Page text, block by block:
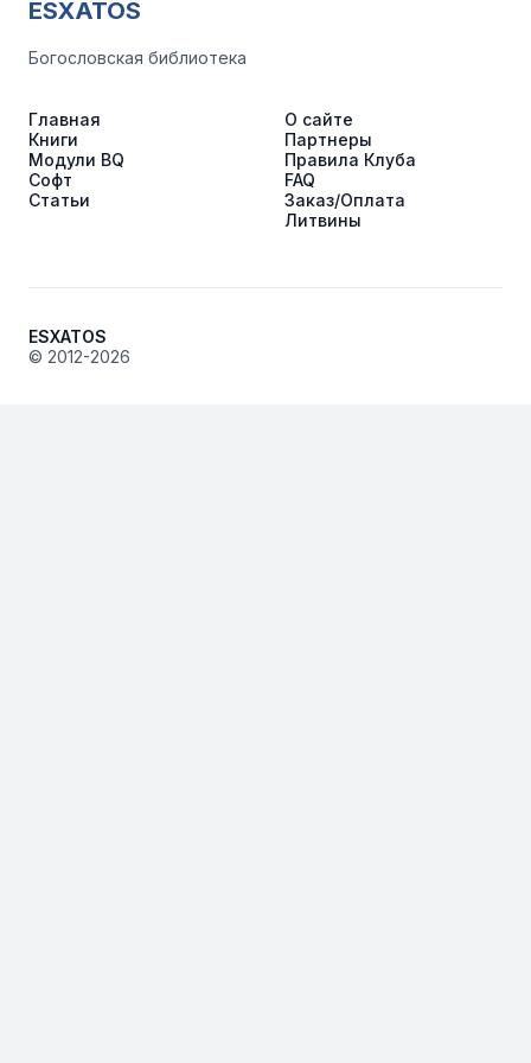
ESXATOS
Богословская библиотека
Главная
Книги
Модули BQ
Софт
Статьи
О сайте
Партнеры
Правила Клуба
FAQ
Заказ/Оплата
Литвины
ESXATOS
© 2012-2026